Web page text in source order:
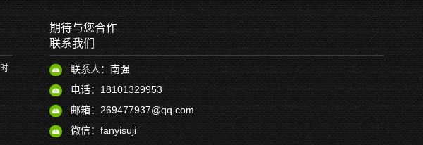
期待与您合作
联系我们
联系人：南强
电话：18101329953
邮箱：269477937@qq.com
微信：fanyisuji